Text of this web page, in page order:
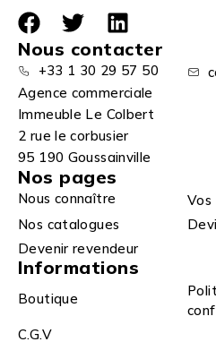
Nous contacter
+33 1 30 29 57 50
Agence commerciale
Immeuble Le Colbert
2 rue le corbusier
95 190 Goussainville
Nos pages
Nous connaître
Vos
Nos catalogues
Devenir revendeur
Informations
Boutique
C.G.V